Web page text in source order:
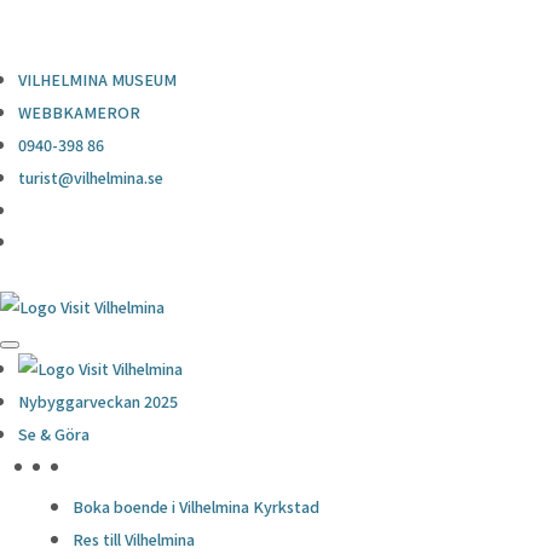
VILHELMINA MUSEUM
WEBBKAMEROR
0940-398 86
turist@vilhelmina.se
Nybyggarveckan 2025
Se & Göra
Boka boende i Vilhelmina Kyrkstad
Res till Vilhelmina